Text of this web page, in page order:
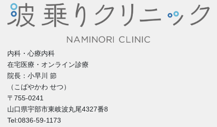
内科・心療内科
在宅医療・オンライン診療
院長：小早川 節
（こばやかわ せつ）
〒755-0241
山口県宇部市東岐波丸尾4327番8
Tel:0836-59-1173